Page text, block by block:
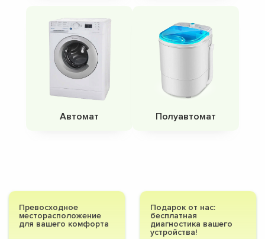
Автомат Полуавтомат
Превосходное
месторасположение
для вашего комфорта
Подарок от нас:
бесплатная
диагностика вашего
устройства!